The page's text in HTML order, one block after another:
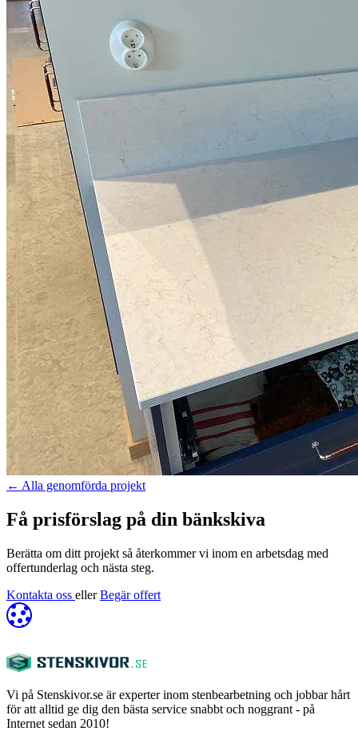
← Alla genomförda projekt
Få prisförslag på din bänkskiva
Berätta om ditt projekt så återkommer vi inom en arbetsdag med
offertunderlag och nästa steg.
Kontakta oss eller Begär offert
Vi på Stenskivor.se är experter inom stenbearbetning och jobbar hårt
för att alltid ge dig den bästa service snabbt och noggrant - på
Internet sedan 2010!